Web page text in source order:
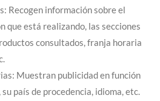
Recogen información sobre el
que está realizando, las secciones
consultados, franja horaria
Muestran publicidad en función
país de procedencia, idioma, etc.